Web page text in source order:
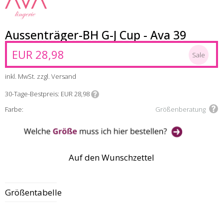
Aussenträger-BH G-J Cup - Ava 39
EUR 28,98 Sale
inkl. MwSt. zzgl. Versand
30-Tage-Bestpreis EUR 28,98
Farbe:
Größenberatung
Auf den Wunschzettel
Größentabelle